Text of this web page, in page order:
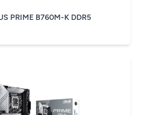
PRIME B760M-K DDR5